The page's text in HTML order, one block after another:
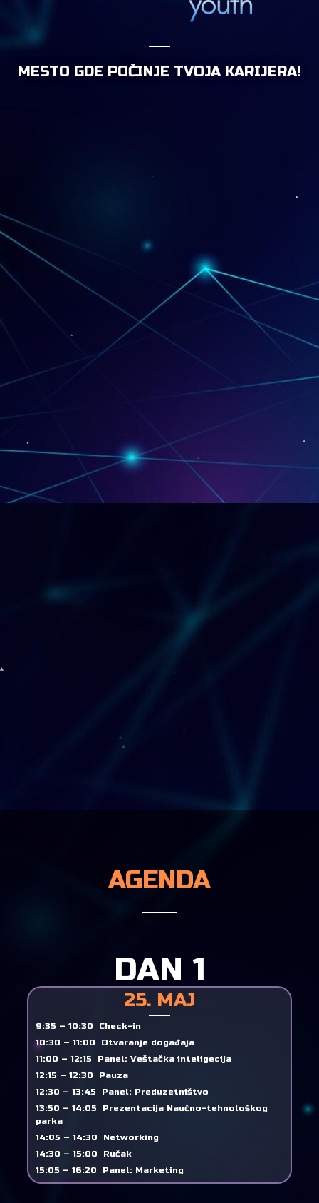
MESTO GDE POČINJE TVOJA KARIJERA!
AGENDA
DAN 1
25. MAJ
9:35 – 10:30 Check-in
10:30 – 11:00 Otvaranje događaja
11:00 – 12:15 Panel: Veštačka inteligecija
12:15 – 12:30 Pauza
12:30 – 13:45 Panel: Preduzetništvo
13:50 – 14:05 Prezentacija Naučno-tehnološkog
parka
14:05 – 14:30 Networking
14:30 – 15:00 Ručak
15:05 – 16:20 Panel: Marketing